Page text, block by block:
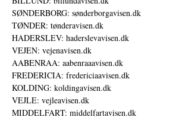
SØNDERBORG: sønderborgavisen.dk
TØNDER: tønderavisen.dk
HADERSLEV: haderslevavisen.dk
VEJEN: vejenavisen.dk
AABENRAA: aabenraaavisen.dk
FREDERICIA: fredericiaavisen.dk
KOLDING: koldingavisen.dk
VEJLE: vejleavisen.dk
MIDDELFART: middelfartavisen.dk